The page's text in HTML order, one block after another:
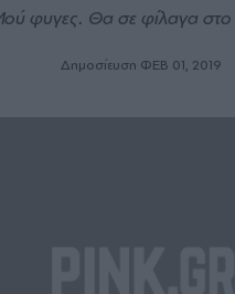
φυγες. Θα σε φίλαγα
Δημοσίευση ΦΕΒ 01, 2019